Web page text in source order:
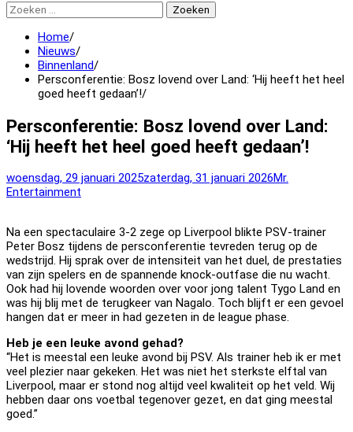
Zoeken
naar:
Home
Nieuws
Binnenland
Persconferentie: Bosz lovend over Land: ‘Hij heeft het heel
goed heeft gedaan’!
Persconferentie: Bosz lovend over Land:
‘Hij heeft het heel goed heeft gedaan’!
woensdag, 29 januari 2025zaterdag, 31 januari 2026Mr.
Entertainment
Na een spectaculaire 3-2 zege op Liverpool blikte PSV-trainer
Peter Bosz tijdens de persconferentie tevreden terug op de
wedstrijd. Hij sprak over de intensiteit van het duel, de prestaties
van zijn spelers en de spannende knock-outfase die nu wacht.
Ook had hij lovende woorden over voor jong talent Tygo Land en
was hij blij met de terugkeer van Nagalo. Toch blijft er een gevoel
hangen dat er meer in had gezeten in de league phase.
Heb je een leuke avond gehad?
“Het is meestal een leuke avond bij PSV. Als trainer heb ik er met
veel plezier naar gekeken. Het was niet het sterkste elftal van
Liverpool, maar er stond nog altijd veel kwaliteit op het veld. Wij
hebben daar ons voetbal tegenover gezet, en dat ging meestal
goed.”